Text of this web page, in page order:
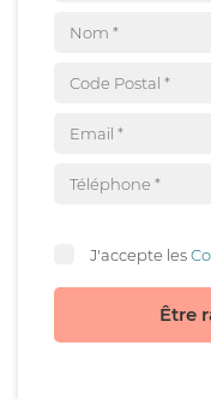
J'accepte les
Être